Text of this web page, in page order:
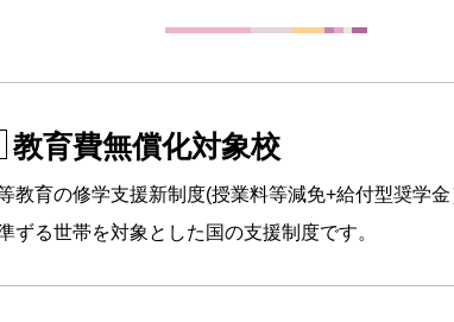
教育費無償化対象校
教育の修学支援新制度(授業料等減免+給付型奨学
ずる世帯を対象とした国の支援制度です。